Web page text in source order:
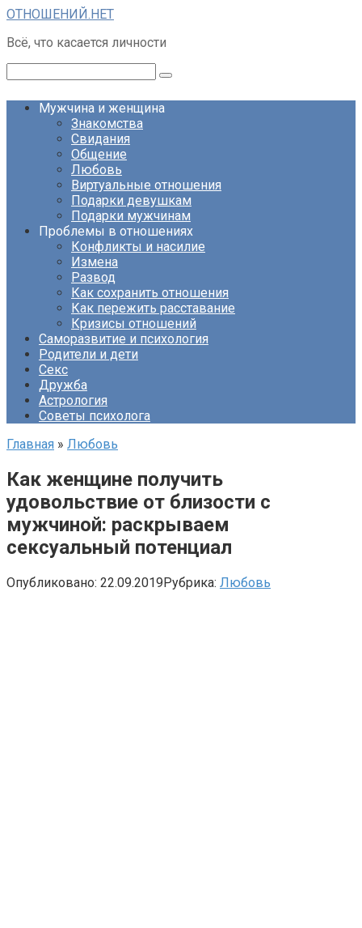
Перейти
контенту
ОТНОШЕНИЙ.НЕТ
Всё, что касается личности
Мужчина и женщина
Знакомства
Свидания
Общение
Любовь
Виртуальные отношения
Подарки девушкам
Подарки мужчинам
Проблемы в отношениях
Конфликты и насилие
Измена
Развод
Как сохранить отношения
Как пережить расставание
Кризисы отношений
Саморазвитие и психология
Родители и дети
Секс
Дружба
Астрология
Советы психолога
Главная » Любовь
Как женщине получить
удовольствие от близости с
мужчиной: раскрываем
сексуальный потенциал
Опубликовано: 22.09.2019Рубрика: Любовь